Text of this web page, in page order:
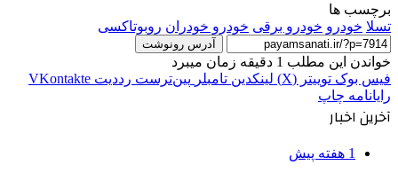
برچسب ها
تسلا خودرو خودرو برقی خودرو خودران روبوتاکسی
آدرس رونوشت
خواندن این مطلب 1 دقیقه زمان میبرد
فیس بوک توییتر (X) لینکدین ‫تامبلر ‫پین‌ترست ‫رددیت ‫VKontakte
رایانامه چاپ
آخرین اخبار
1 هفته پیش